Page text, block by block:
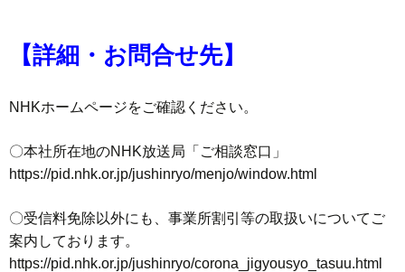
【詳細・お問合せ先】
NHKホームページをご確認ください。
〇本社所在地のNHK放送局「ご相談窓口」
https://pid.nhk.or.jp/jushinryo/menjo/window.html
〇受信料免除以外にも、事業所割引等の取扱いについてご
案内しております。
https://pid.nhk.or.jp/jushinryo/corona_jigyousyo_tasuu.html